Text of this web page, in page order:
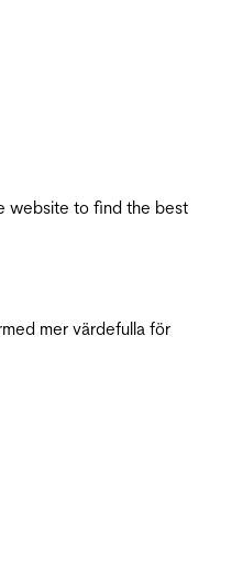
website to find the best
mer värdefulla för